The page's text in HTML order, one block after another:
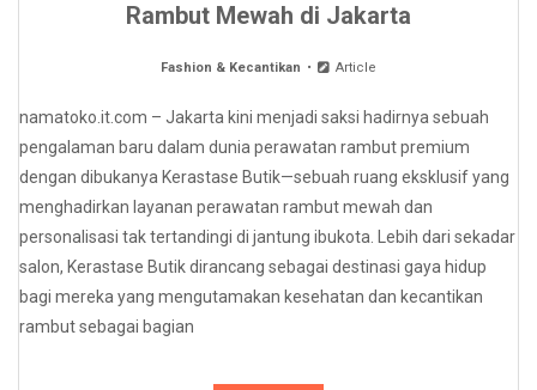
Rambut Mewah di Jakarta
Fashion & Kecantikan Article
namatoko.it.com – Jakarta kini menjadi saksi hadirnya sebuah
pengalaman baru dalam dunia perawatan rambut premium
dengan dibukanya Kerastase Butik—sebuah ruang eksklusif yang
menghadirkan layanan perawatan rambut mewah dan
personalisasi tak tertandingi di jantung ibukota. Lebih dari sekadar
salon, Kerastase Butik dirancang sebagai destinasi gaya hidup
bagi mereka yang mengutamakan kesehatan dan kecantikan
rambut sebagai bagian